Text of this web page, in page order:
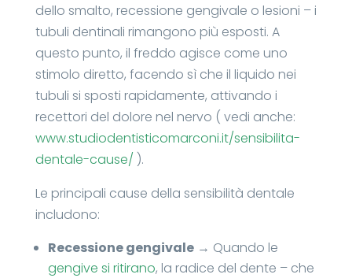
dello smalto, recessione gengivale o lesioni – i
tubuli dentinali rimangono più esposti. A
questo punto, il freddo agisce come uno
stimolo diretto, facendo sì che il liquido nei
tubuli si sposti rapidamente, attivando i
recettori del dolore nel nervo ( vedi anche:
www.studiodentisticomarconi.it/sensibilita-
dentale-cause/).
Le principali cause della sensibilità dentale
includono:
Recessione gengivale→ Quando le
gengive si ritirano, la radice del dente – che